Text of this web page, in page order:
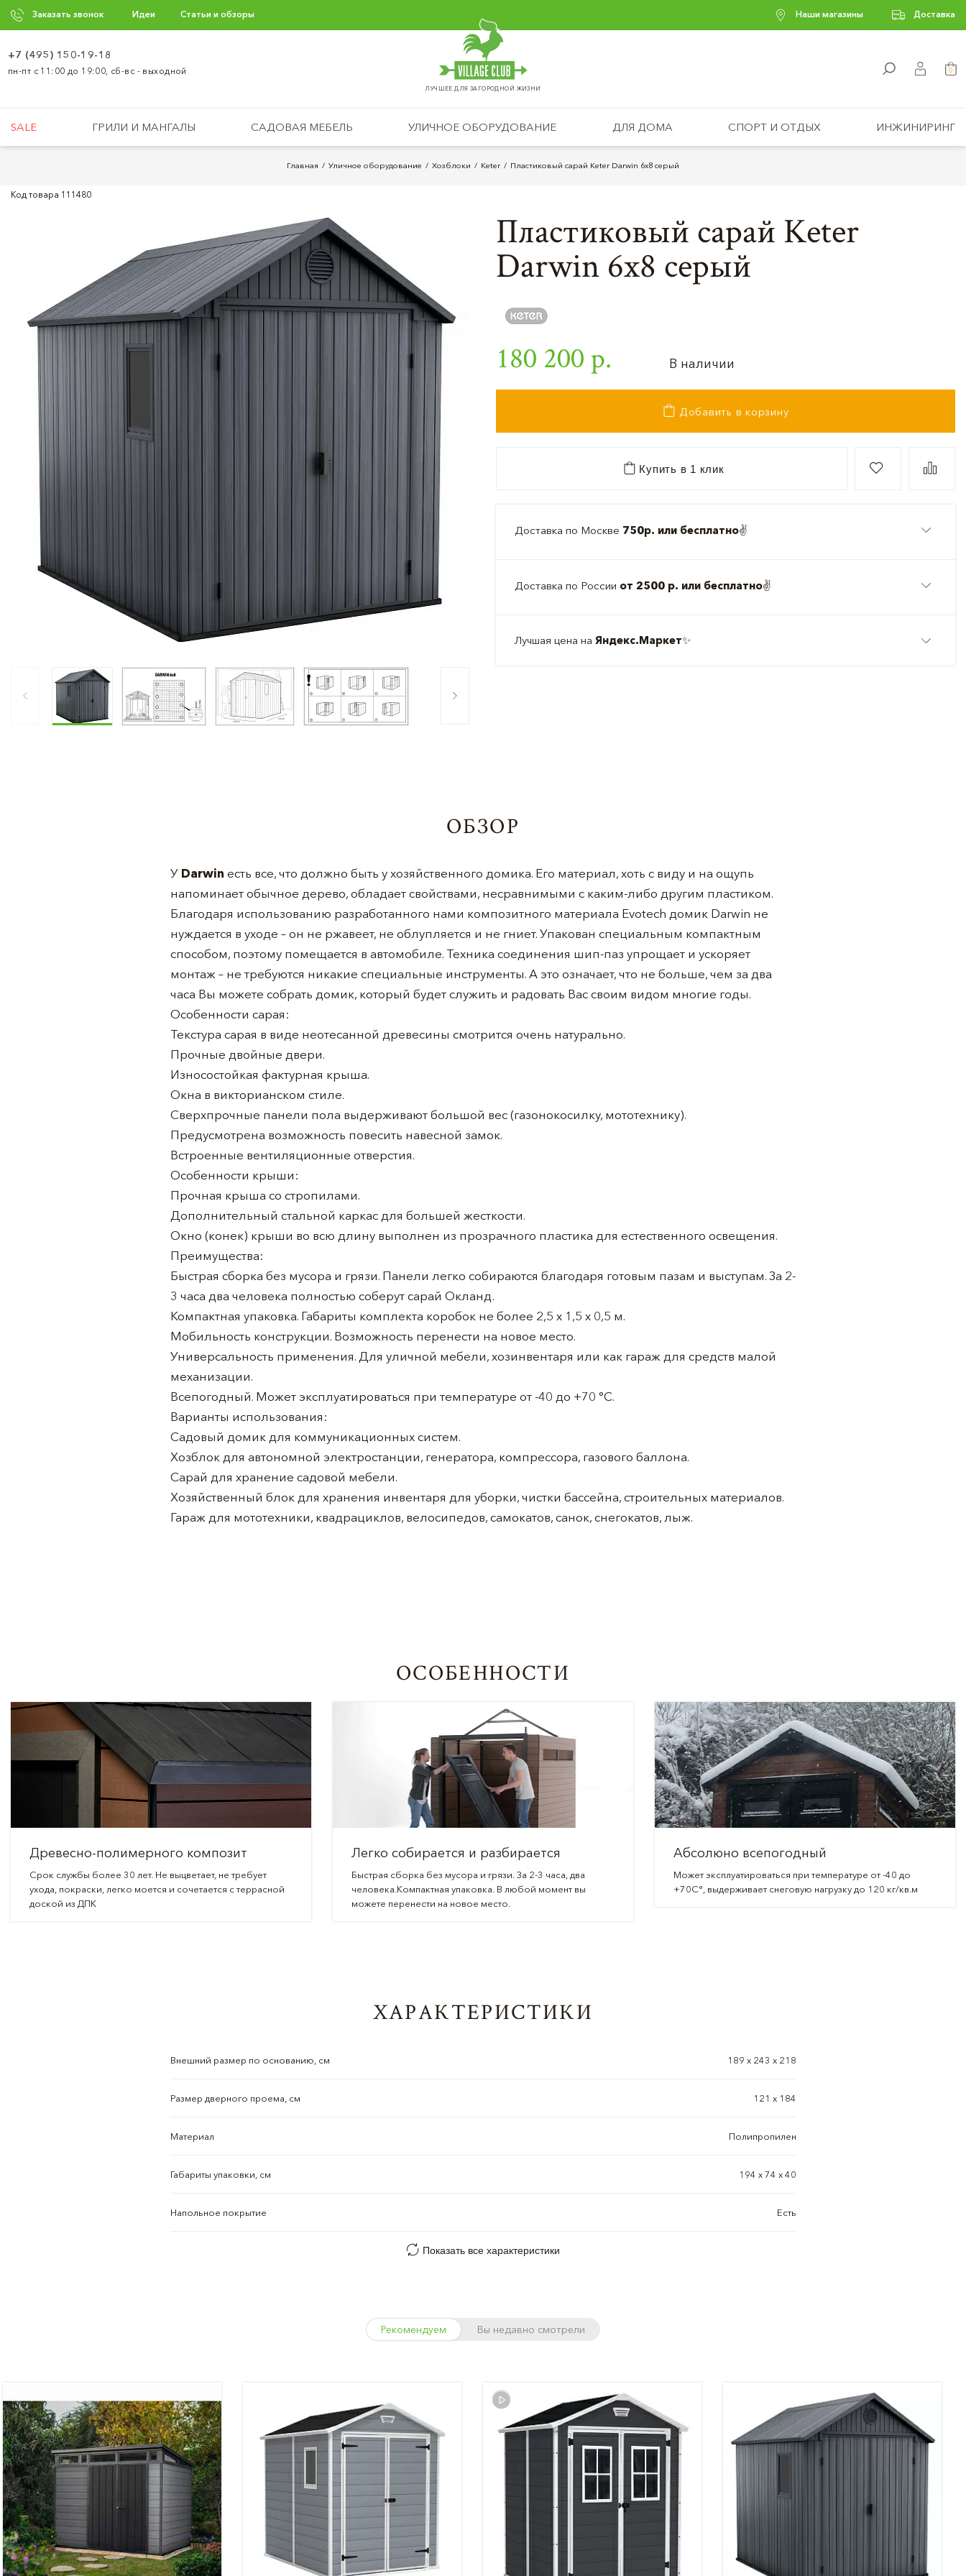
Заказать звонок Идеи Статьи и обзоры Наши магазины Доставка
ЛУЧШЕЕ ДЛЯ ЗАГОРОДНОЙ ЖИЗНИ
+7 (495) 150-19-18
пн-пт с 11:00 до 19:00, сб-вс - выходной 0
SALE ГРИЛИ И МАНГАЛЫ САДОВАЯ МЕБЕЛЬ УЛИЧНОЕ ОБОРУДОВАНИЕ ДЛЯ ДОМА СПОРТ И ОТДЫХ ИНЖИНИРИНГ
Главная Уличное оборудование Хозблоки Keter Пластиковый сарай Keter Darwin 6х8 серый
Код товара 111480
Пластиковый сарай Keter
Darwin 6х8 серый
180 200 р. В наличии
Добавить в корзину
Купить в 1 клик
Доставка по Москве 750р. или бесплатно✌️
Доставка по России от 2500 р. или бесплатно✌️
Лучшая цена на Яндекс.Маркет✨
ОБЗОР
У Darwin есть все, что должно быть у хозяйственного домика. Его материал, хоть с виду и на ощупь
напоминает обычное дерево, обладает свойствами, несравнимыми с каким-либо другим пластиком.
Благодаря использованию разработанного нами композитного материала Evotech домик Darwin не
нуждается в уходе – он не ржавеет, не облупляется и не гниет. Упакован специальным компактным
способом, поэтому помещается в автомобиле. Техника соединения шип-паз упрощает и ускоряет
монтаж – не требуются никакие специальные инструменты. А это означает, что не больше, чем за два
часа Вы можете собрать домик, который будет служить и радовать Вас своим видом многие годы.
Особенности сарая:
Текстура сарая в виде неотесанной древесины смотрится очень натурально.
Прочные двойные двери.
Износостойкая фактурная крыша.
Окна в викторианском стиле.
Сверхпрочные панели пола выдерживают большой вес (газонокосилку, мототехнику).
Предусмотрена возможность повесить навесной замок.
Встроенные вентиляционные отверстия.
Особенности крыши:
Прочная крыша со стропилами.
Дополнительный стальной каркас для большей жесткости.
Окно (конек) крыши во всю длину выполнен из прозрачного пластика для естественного освещения.
Преимущества:
Быстрая сборка без мусора и грязи. Панели легко собираются благодаря готовым пазам и выступам. За 2-
3 часа два человека полностью соберут сарай Окланд.
Компактная упаковка. Габариты комплекта коробок не более 2,5 х 1,5 х 0,5 м.
Мобильность конструкции. Возможность перенести на новое место.
Универсальность применения. Для уличной мебели, хозинвентаря или как гараж для средств малой
механизации.
Всепогодный. Может эксплуатироваться при температуре от -40 до +70 °С.
Варианты использования:
Садовый домик для коммуникационных систем.
Хозблок для автономной электростанции, генератора, компрессора, газового баллона.
Сарай для хранение садовой мебели.
Хозяйственный блок для хранения инвентаря для уборки, чистки бассейна, строительных материалов.
Гараж для мототехники, квадрациклов, велосипедов, самокатов, санок, снегокатов, лыж.
ОСОБЕННОСТИ
Древесно-полимерного композит
Срок службы более 30 лет. Не выцветает, не требует
ухода, покраски, легко моется и сочетается с террасной
доской из ДПК
Легко собирается и разбирается
Быстрая сборка без мусора и грязи. За 2-3 часа, два
человека.Компактная упаковка. В любой момент вы
можете перенести на новое место.
Абсолюно всепогодный
Может эксплуатироваться при температуре от -40 до
+70С°, выдерживает снеговую нагрузку до 120 кг/кв.м
ХАРАКТЕРИСТИКИ
Внешний размер по основанию, см 189 x 243 x 218
Размер дверного проема, см 121 х 184
Материал Полипропилен
Габариты упаковки, см 194 x 74 x 40
Напольное покрытие Есть
Показать все характеристики
Рекомендуем Вы недавно смотрели